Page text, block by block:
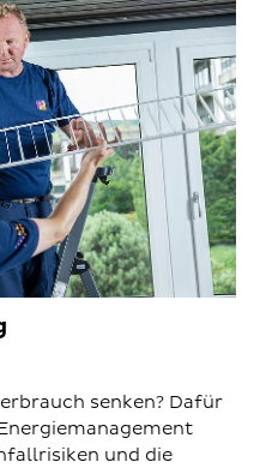
senken? Dafür
und die